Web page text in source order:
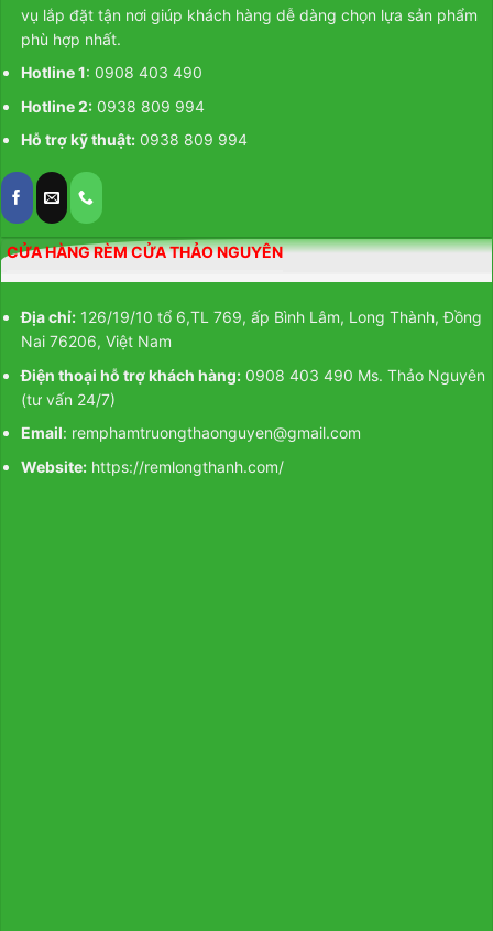
vụ lắp đặt tận nơi giúp khách hàng dễ dàng chọn lựa sản phẩm
phù hợp nhất.
Hotline 1: 0908 403 490
Hotline 2: 0938 809 994
Hỗ trợ kỹ thuật: 0938 809 994
CỬA HÀNG RÈM CỬA THẢO NGUYÊN
Địa chỉ: 126/19/10 tổ 6,TL 769, ấp Bình Lâm, Long Thành, Đồng
Nai 76206, Việt Nam
Điện thoại hỗ trợ khách hàng: 0908 403 490 Ms. Thảo Nguyên
(tư vấn 24/7)
Email: remphamtruongthaonguyen@gmail.com
Website: https://remlongthanh.com/